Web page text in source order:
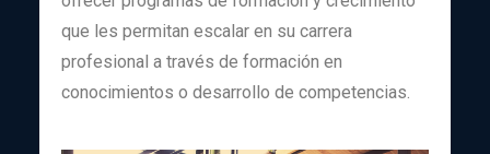
que les permitan escalar en su carrera
profesional a través de formación en
conocimientos o desarrollo de competencias.